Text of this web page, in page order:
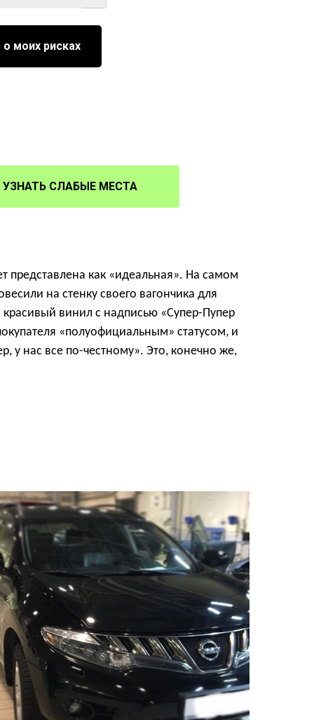
о моих рисках
УЗНАТЬ СЛАБЫЕ МЕСТА
представлена как «идеальная». На самом
на стенку своего вагончика для
винил с надписью «Супер-Пупер
«полуофициальным» статусом, и
у нас все по-честному». Это, конечно же,